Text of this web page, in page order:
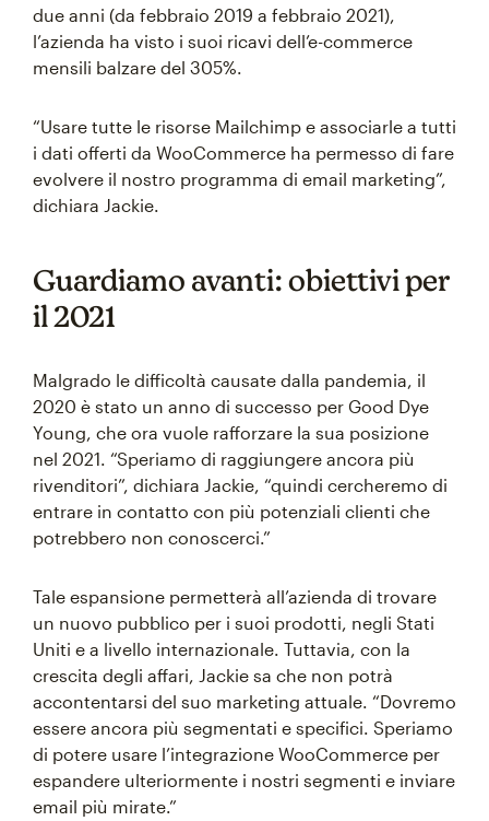
due anni (da febbraio 2019 a febbraio 2021),
l’azienda ha visto i suoi ricavi dell’e-commerce
mensili balzare del 305%.
“Usare tutte le risorse Mailchimp e associarle a tutti
i dati offerti da WooCommerce ha permesso di fare
evolvere il nostro programma di email marketing”,
dichiara Jackie.
Guardiamo avanti: obiettivi per
il 2021
Malgrado le difficoltà causate dalla pandemia, il
2020 è stato un anno di successo per Good Dye
Young, che ora vuole rafforzare la sua posizione
nel 2021. “Speriamo di raggiungere ancora più
rivenditori”, dichiara Jackie, “quindi cercheremo di
entrare in contatto con più potenziali clienti che
potrebbero non conoscerci.”
Tale espansione permetterà all’azienda di trovare
un nuovo pubblico per i suoi prodotti, negli Stati
Uniti e a livello internazionale. Tuttavia, con la
crescita degli affari, Jackie sa che non potrà
accontentarsi del suo marketing attuale. “Dovremo
essere ancora più segmentati e specifici. Speriamo
di potere usare l’integrazione WooCommerce per
espandere ulteriormente i nostri segmenti e inviare
email più mirate.”